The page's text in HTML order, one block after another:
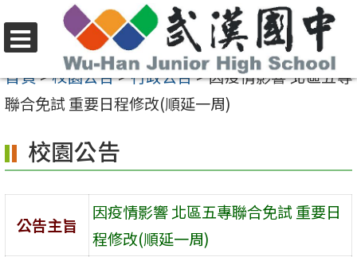
至
要
容
區
選
單
首頁>校園公告>行政公告>因疫情影響 北區五專
聯合免試 重要日程修改(順延一周)
校園公告
公告主旨
因疫情影響 北區五專聯合免試 重要日
程修改(順延一周)